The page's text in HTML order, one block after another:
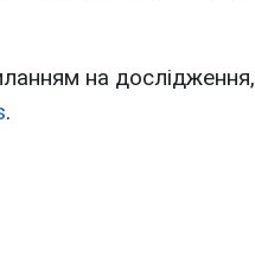
на дослідження,
.